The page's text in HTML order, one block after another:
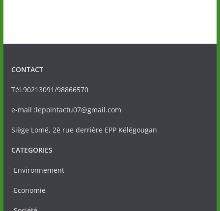
CONTACT
Tél.90213091/98866570
e-mail :lepointactu07@gmail.com
Siège Lomé, 2è rue derrière EPP Kélégougan
CATEGORIES
-Environnement
-Economie